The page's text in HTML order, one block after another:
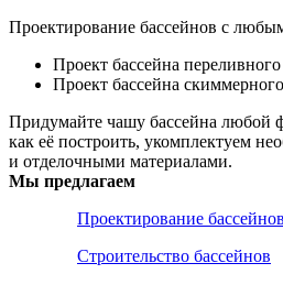
Проектирование бассейнов с
Проект бассейна
Проект бассейна
Придумайте чашу бассейна любой
как её построить, укомплектуем
и отделочными материалами.
Мы предлагаем
Проектирование бассейнов
Строительство бассейнов